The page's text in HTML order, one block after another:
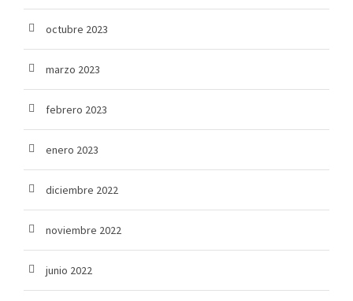
octubre 2023
marzo 2023
febrero 2023
enero 2023
diciembre 2022
noviembre 2022
junio 2022